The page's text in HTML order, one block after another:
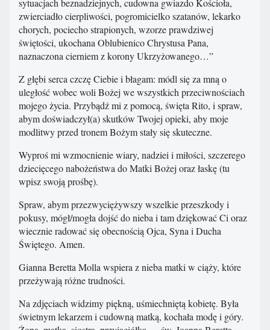
zwierciadło cierpliwości, pogromicielko szatanów, lekarko
chorych, pociecho strapionych, wzorze prawdziwej
świętości, ukochana Oblubienico Chrystusa Pana,
naznaczona cierniem z korony Ukrzyżowanego…”
Z głębi serca czczę Ciebie i błagam: módl się za mną o
uległość wobec woli Bożej we wszystkich przeciwnościach
mojego życia. Przybądź mi z pomocą, święta Rito, i spraw,
abym doświadczył(a) skutków Twojej opieki, aby moje
modlitwy przed tronem Bożym stały się skuteczne.
Wyproś mi wzmocnienie wiary, nadziei i miłości, szczerego
dziecięcego nabożeństwa do Matki Bożej oraz łaskę (tu
wpisz swoją prośbę).
Spraw, abym przezwyciężywszy wszelkie przeszkody i
pokusy, mógł/mogła dojść do nieba i tam dziękować Ci oraz
wiecznie radować się obecnością Ojca, Syna i Ducha
Świętego. Amen.
Gianna Beretta Molla wspiera z nieba matki w ciąży, które
przeżywają różne trudności.
Na zdjęciach widzimy piękną, uśmiechniętą kobietę. Była
świetnym lekarzem i cudowną matką, kochała modę i góry.